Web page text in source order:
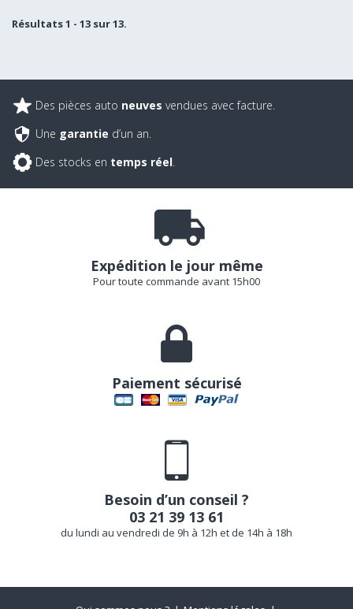
Résultats 1 - 13 sur 13.
Des pièces auto neuves vendues avec facture.
Une garantie d’un an.
Des stocks en temps réel.
Expédition le jour même
Pour toute commande avant 15h00
Paiement sécurisé
Besoin d’un conseil ?
03 21 39 13 61
du lundi au vendredi de 9h à 12h et de 14h à 18h